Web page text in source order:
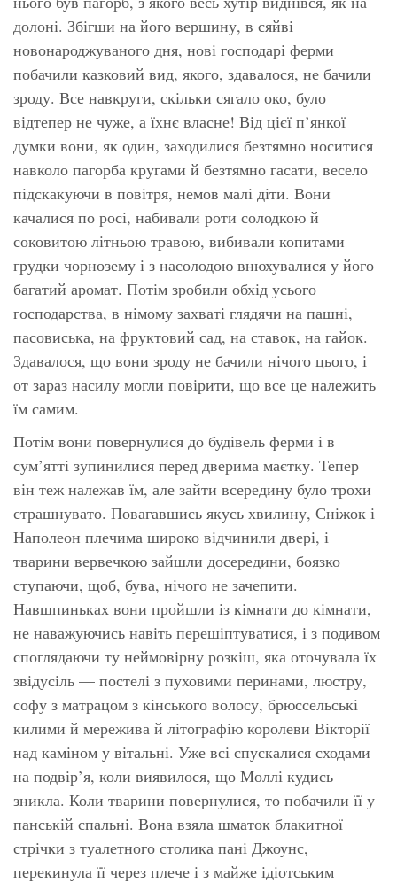
долоні. Збігши на його вершину, в сяйві
новонароджуваного дня, нові господарі ферми
побачили казковий вид, якого, здавалося, не бачили
зроду. Все навкруги, скільки сягало око, було
відтепер не чуже, а їхнє власне! Від цієї п’янкої
думки вони, як один, заходилися безтямно носитися
навколо пагорба кругами й безтямно гасати, весело
підскакуючи в повітря, немов малі діти. Вони
качалися по росі, набивали роти солодкою й
соковитою літньою травою, вибивали копитами
грудки чорнозему і з насолодою внюхувалися у його
багатий аромат. Потім зробили обхід усього
господарства, в німому захваті глядячи на пашні,
пасовиська, на фруктовий сад, на ставок, на гайок.
Здавалося, що вони зроду не бачили нічого цього, і
от зараз насилу могли повірити, що все це належить
їм самим.
Потім вони повернулися до будівель ферми і в
сум’ятті зупинилися перед дверима маєтку. Тепер
він теж належав їм, але зайти всередину було трохи
страшнувато. Повагавшись якусь хвилину, Сніжок і
Наполеон плечима широко відчинили двері, і
тварини вервечкою зайшли досередини, боязко
ступаючи, щоб, бува, нічого не зачепити.
Навшпиньках вони пройшли із кімнати до кімнати,
не наважуючись навіть перешіптуватися, і з подивом
споглядаючи ту неймовірну розкіш, яка оточувала їх
звідусіль — постелі з пуховими перинами, люстру,
софу з матрацом з кінського волосу, брюссельські
килими й мережива й літографію королеви Вікторії
над каміном у вітальні. Уже всі спускалися сходами
на подвір’я, коли виявилося, що Моллі кудись
зникла. Коли тварини повернулися, то побачили її у
панській спальні. Вона взяла шматок блакитної
стрічки з туалетного столика пані Джоунс,
перекинула її через плече і з майже ідіотським